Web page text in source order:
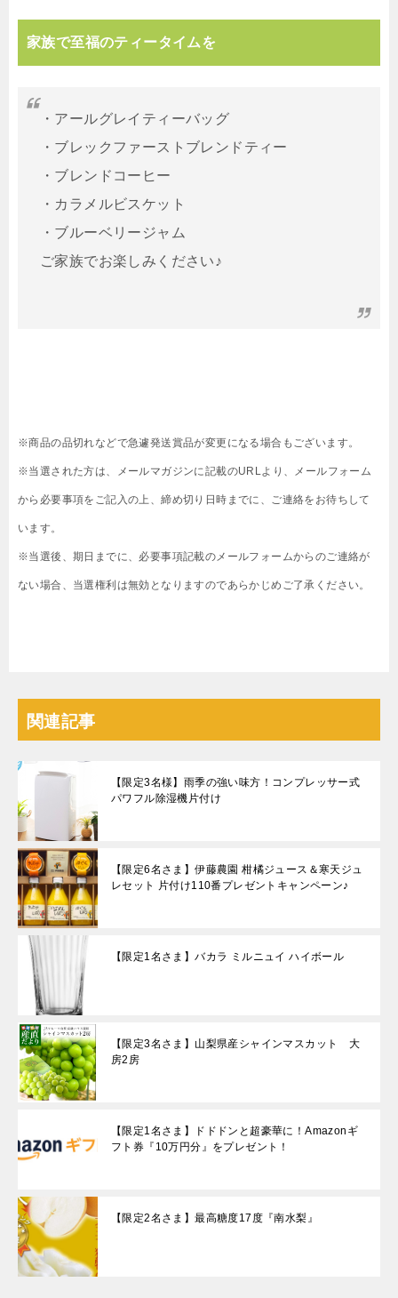
家族で至福のティータイムを
・アールグレイティーバッグ
・ブレックファーストブレンドティー
・ブレンドコーヒー
・カラメルビスケット
・ブルーベリージャム
ご家族でお楽しみください♪
※商品の品切れなどで急遽発送賞品が変更になる場合もございます。
※当選された方は、メールマガジンに記載のURLより、メールフォーム
から必要事項をご記入の上、締め切り日時までに、ご連絡をお待ちして
います。
※当選後、期日までに、必要事項記載のメールフォームからのご連絡が
ない場合、当選権利は無効となりますのであらかじめご了承ください。
関連記事
【限定3名様】雨季の強い味方！コンプレッサー式
パワフル除湿機片付け
【限定6名さま】伊藤農園 柑橘ジュース＆寒天ジュ
レセット 片付け110番プレゼントキャンペーン♪
【限定1名さま】バカラ ミルニュイ ハイボール
【限定3名さま】山梨県産シャインマスカット 大
房2房
【限定1名さま】ドドドンと超豪華に！Amazonギ
フト券『10万円分』をプレゼント！
【限定2名さま】最高糖度17度『南水梨』